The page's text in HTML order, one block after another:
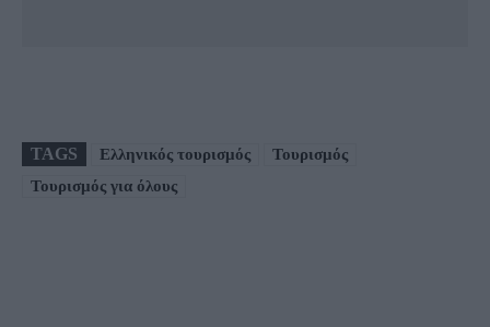
TAGS Ελληνικός τουρισμός
Τουρισμός
Τουρισμός για όλους